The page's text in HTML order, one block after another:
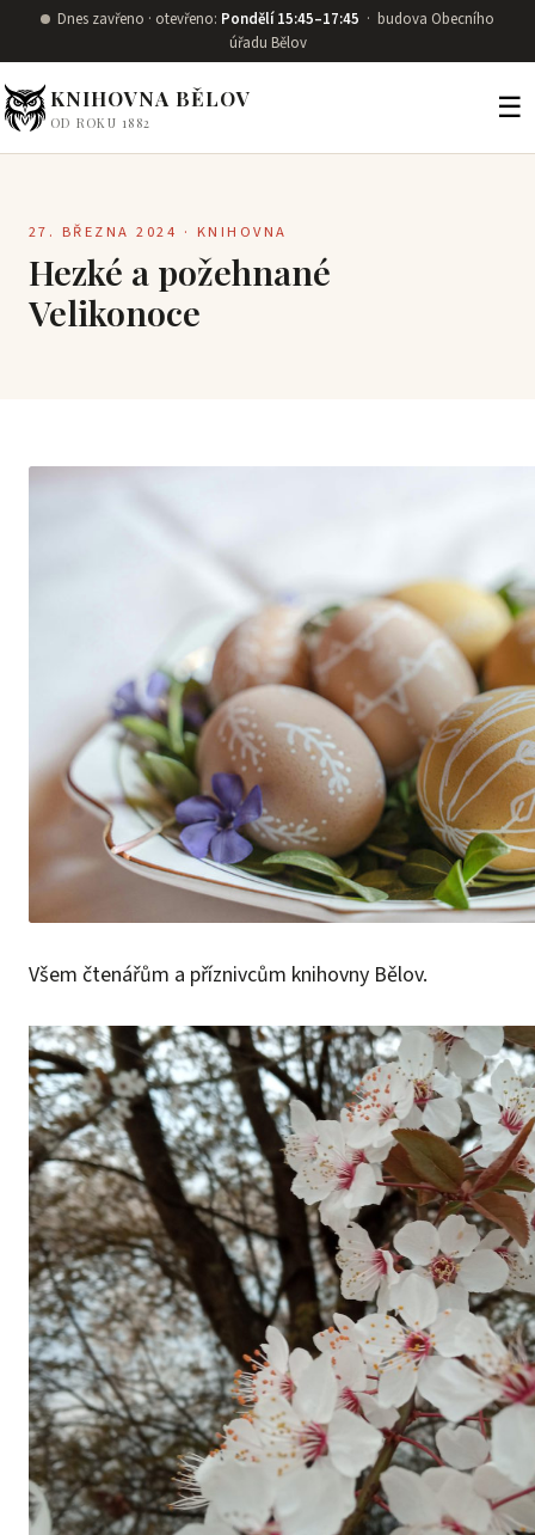
Přeskočit na obsah
Dnes zavřeno · otevřeno: Pondělí 15:45–17:45 · budova Obecního
úřadu Bělov
KNIHOVNA BĚLOV
OD ROKU 1882 ☰
27. BŘEZNA 2024 · KNIHOVNA
Hezké a požehnané
Velikonoce
Všem čtenářům a příznivcům knihovny Bělov.